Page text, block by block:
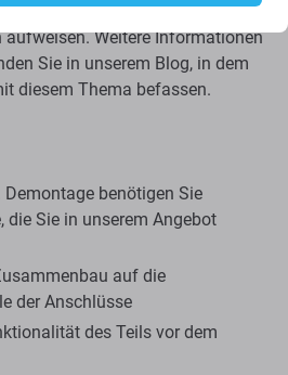
in Funktionalität,
aufweisen. Weitere Informationen
Sie in unserem Blog, in dem
diesem Thema befassen.
benötigen Sie
die Sie in unserem Angebot
auf die
der Anschlüsse
des Teils vor dem